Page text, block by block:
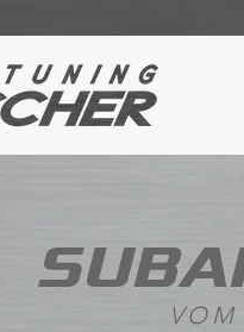
VOM